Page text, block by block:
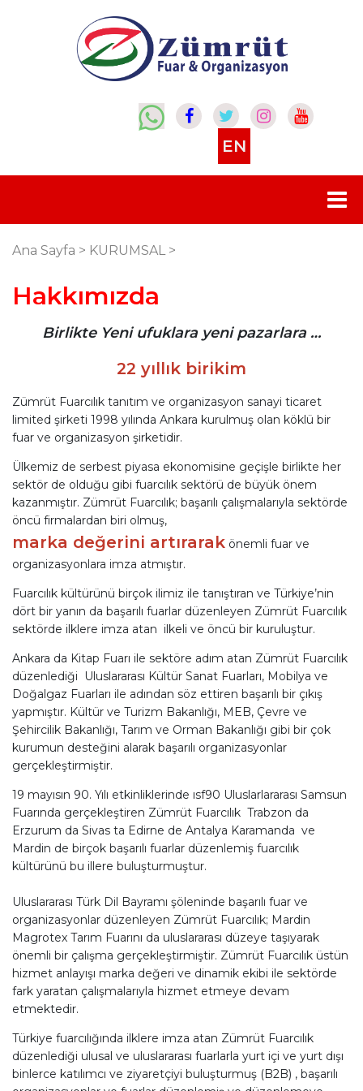
EN
Ana Sayfa > KURUMSAL>
Hakkımızda
Birlikte Yeni ufuklara yeni pazarlara …
22 yıllık birikim
Zümrüt Fuarcılık tanıtım ve organizasyon sanayi ticaret
limited şirketi 1998 yılında Ankara kurulmuş olan köklü bir
fuar ve organizasyon şirketidir.
Ülkemiz de serbest piyasa ekonomisine geçişle birlikte her
sektör de olduğu gibi fuarcılık sektörü de büyük önem
kazanmıştır. Zümrüt Fuarcılık; başarılı çalışmalarıyla sektörde
öncü firmalardan biri olmuş,
marka değerini artırarak önemli fuar ve
organizasyonlara imza atmıştır.
Fuarcılık kültürünü birçok ilimiz ile tanıştıran ve Türkiye’nin
dört bir yanın da başarılı fuarlar düzenleyen Zümrüt Fuarcılık
sektörde ilklere imza atan ilkeli ve öncü bir kuruluştur.
Ankara da Kitap Fuarı ile sektöre adım atan Zümrüt Fuarcılık
düzenlediği Uluslararası Kültür Sanat Fuarları, Mobilya ve
Doğalgaz Fuarları ile adından söz ettiren başarılı bir çıkış
yapmıştır. Kültür ve Turizm Bakanlığı, MEB, Çevre ve
Şehircilik Bakanlığı, Tarım ve Orman Bakanlığı gibi bir çok
kurumun desteğini alarak başarılı organizasyonlar
gerçekleştirmiştir.
19 mayısın 90. Yılı etkinliklerinde ısf90 Uluslarlararası Samsun
Fuarında gerçekleştiren Zümrüt Fuarcılık Trabzon da
Erzurum da Sivas ta Edirne de Antalya Karamanda ve
Mardin de birçok başarılı fuarlar düzenlemiş fuarcılık
kültürünü bu illere buluşturmuştur.
Uluslararası Türk Dil Bayramı şöleninde başarılı fuar ve
organizasyonlar düzenleyen Zümrüt Fuarcılık; Mardin
Magrotex Tarım Fuarını da uluslararası düzeye taşıyarak
önemli bir çalışma gerçekleştirmiştir. Zümrüt Fuarcılık üstün
hizmet anlayışı marka değeri ve dinamik ekibi ile sektörde
fark yaratan çalışmalarıyla hizmet etmeye devam
etmektedir.
Türkiye fuarcılığında ilklere imza atan Zümrüt Fuarcılık
düzenlediği ulusal ve uluslararası fuarlarla yurt içi ve yurt dışı
binlerce katılımcı ve ziyaretçiyi buluşturmuş (B2B) , başarılı